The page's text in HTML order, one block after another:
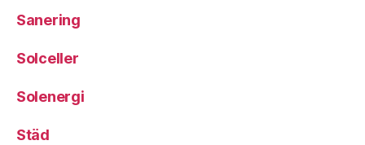
Sanering
Solceller
Solenergi
Städ